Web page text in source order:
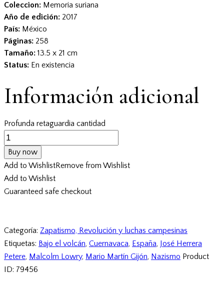
Coleccion: Memoria suriana
Año de edición: 2017
País: México
Páginas: 258
Tamaño: 13.5 x 21 cm
Status: En existencia
Información adicional
Profunda retaguardia cantidad
Buy now
Add to WishlistRemove from Wishlist
Add to Wishlist
Guaranteed safe checkout
Categoría: Zapatismo, Revolución y luchas campesinas
Etiquetas: Bajo el volcán, Cuernavaca, España, José Herrera
Petere, Malcolm Lowry, Mario Martín Gijón, Nazismo Product
ID: 79456